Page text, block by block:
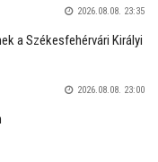
2026.08.08. 23:35
a Székesfehérvári Királyi
2026.08.08. 23:00